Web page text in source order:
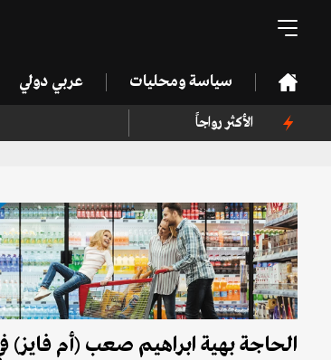
سياسة ومحليات عربي دولي
الأكثر رواجاً
الحاجة بهية ابراهيم صعب (أم فايز)